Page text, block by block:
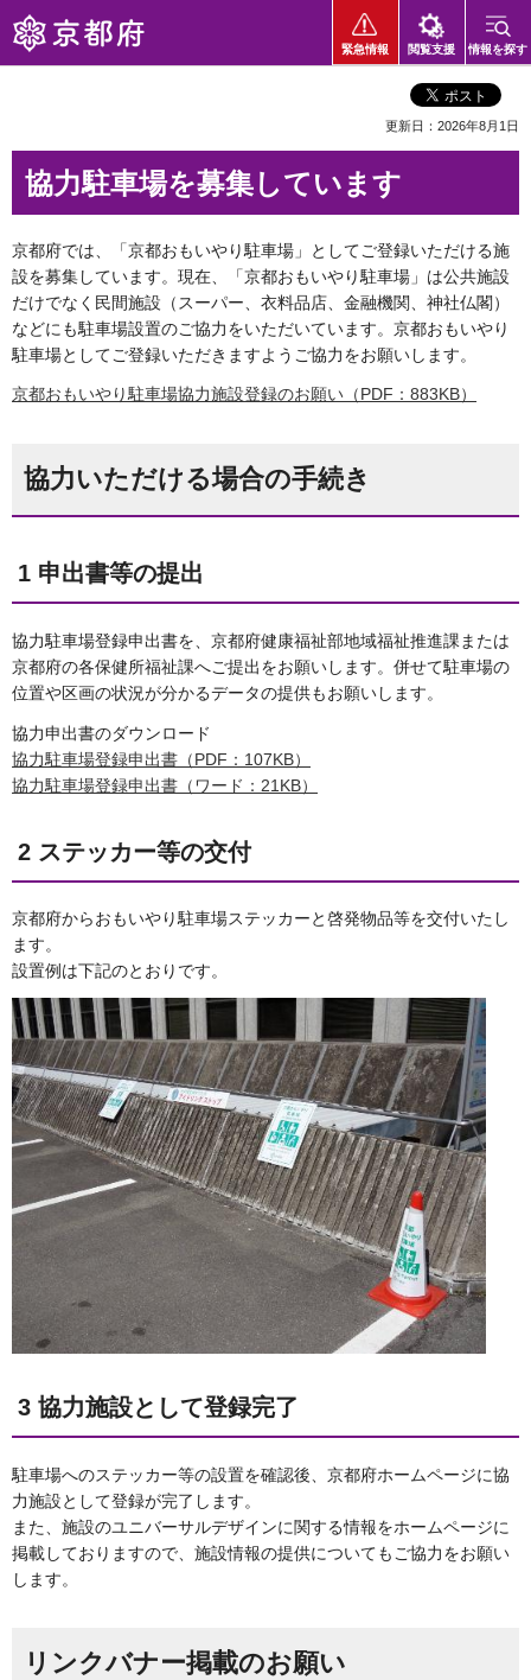
京都府
緊急情報 閲覧支援 情報を探す
更新日：2026年8月1日
協力駐車場を募集しています
京都府では、「京都おもいやり駐車場」としてご登録いただける施
設を募集しています。現在、「京都おもいやり駐車場」は公共施設
だけでなく民間施設（スーパー、衣料品店、金融機関、神社仏閣）
などにも駐車場設置のご協力をいただいています。京都おもいやり
駐車場としてご登録いただきますようご協力をお願いします。
京都おもいやり駐車場協力施設登録のお願い（PDF：883KB）
協力いただける場合の手続き
1 申出書等の提出
協力駐車場登録申出書を、京都府健康福祉部地域福祉推進課または
京都府の各保健所福祉課へご提出をお願いします。併せて駐車場の
位置や区画の状況が分かるデータの提供もお願いします。
協力申出書のダウンロード
協力駐車場登録申出書（PDF：107KB）
協力駐車場登録申出書（ワード：21KB）
2 ステッカー等の交付
京都府からおもいやり駐車場ステッカーと啓発物品等を交付いたし
ます。
設置例は下記のとおりです。
3 協力施設として登録完了
駐車場へのステッカー等の設置を確認後、京都府ホームページに協
力施設として登録が完了します。
また、施設のユニバーサルデザインに関する情報をホームページに
掲載しておりますので、施設情報の提供についてもご協力をお願い
します。
リンクバナー掲載のお願い